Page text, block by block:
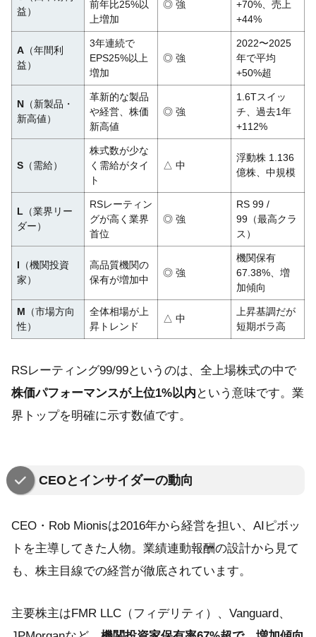
益）
前年比25%以
上増加
◎ 強
+70%、売上
+44%
A（年間利
益）
3年連続で
EPS25%以上
増加
◎ 強
2022〜2025
年で平均
+50%超
N
（新製品・
新高値）
革新的な製品
や経営、株価
新高値
◎ 強
1.6Tスイッ
チ、過去1年
+112%
S（需給）
株式数が少な
く需給がタイ
ト
△ 中
浮動株 1.136
億株、中規模
L（業界リー
ダー）
RSレーティン
グが高く業界
首位
◎ 強
RS 99 /
99（最高クラ
ス）
（機関投資
家）
高品質機関の
保有が増加中
◎ 強
機関保有
67.38%、増
加傾向
M
（市場方向
性）
全体相場が上
昇トレンド
△ 中
上昇基調だが
短期ボラ高
RSレーティング99/99というのは、全上場株式の中で
株価パフォーマンスが上位1%以内 という意味です。業
界トップを明確に示す数値です。
CEOとインサイダーの動向
CEO・Rob Mionisは2016年から経営を担い、AIピボッ
トを主導してきた人物。業績連動報酬の設計から見て
も、株主目線での経営が徹底されています。
主要株主はFMR LLC（フィデリティ）、Vanguard、